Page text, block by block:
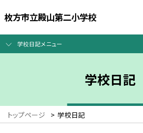
枚方市立殿山第二小学校
学校日記メニュー
学校日記
トップページ > 学校日記